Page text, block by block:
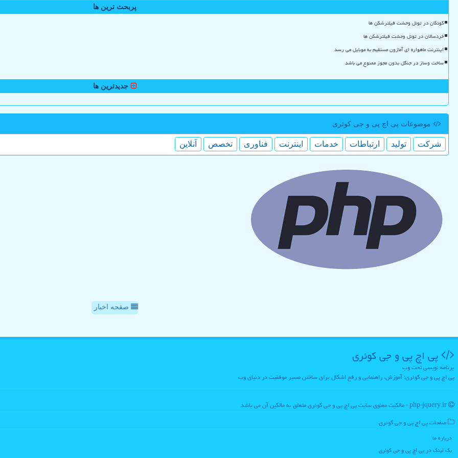
پربحث ترین ها
کودکان در تونل وحشت فیلترشکن ها
خردسالان در تونل وحشت فیلترشکن ها
اینترنت ماهواره ای آمازون مستقیم به موبایل می رسد
ساخت وساز در جنگل بدون مجوز ممنوع می باشد
جدیدترین ها
موضوعات پی اچ پی و جی كوئری
شركت تولید ارتباطات خدمات اینترنت فناوری تخصص آنلاین
صفحه اخبار
پی اچ پی و جی كوئری
برنامه نویسی تحت وب
پی اچ پی و جی کوئری؛ آموزش، راهنمایی و رفع اشکال برای ساختن مسیر موفقیت در دنیای وب
صفحات پی اچ پی و جی كوئری
درباره ما
بک لینک در پی اچ پی و جی كوئری